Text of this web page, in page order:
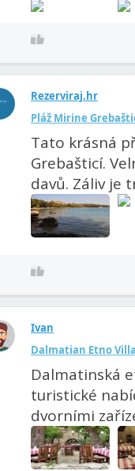
Rezerviraj.hr
Pláž Mirine
Tato krásná
Grebašticí.
davů. Záliv je
Ivan
Dalmatian Etno
Dalmatinská
turistické
dvorními